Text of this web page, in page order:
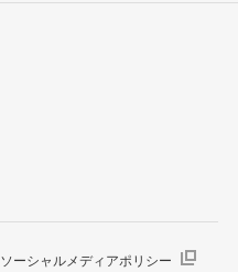
ソーシャルメディアポリシー